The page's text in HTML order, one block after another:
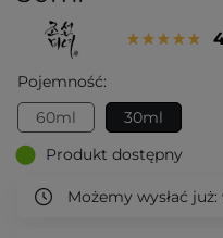
Pojemność:
60ml
30ml
Produkt dostępny
Możemy wysłać już: